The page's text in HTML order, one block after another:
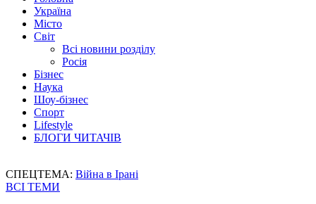
Україна
Місто
Світ
Всі новини розділу
Росія
Бізнес
Наука
Шоу-бізнес
Спорт
Lifestyle
БЛОГИ ЧИТАЧІВ
СПЕЦТЕМА: Війна в Ірані
ВСІ ТЕМИ